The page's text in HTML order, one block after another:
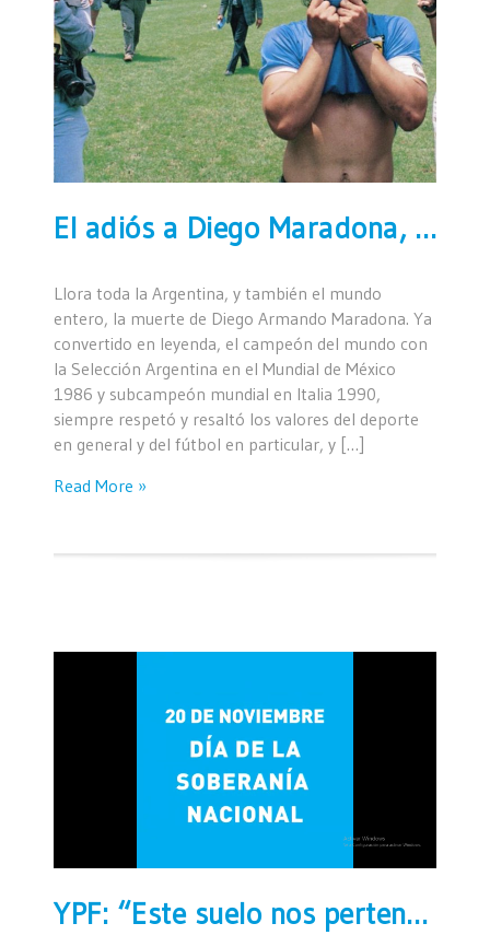
El adiós a Diego Maradona, el héroe del deporte argentino que ya se convirtió en leyenda
Llora toda la Argentina, y también el mundo
entero, la muerte de Diego Armando Maradona. Ya
convertido en leyenda, el campeón del mundo con
la Selección Argentina en el Mundial de México
1986 y subcampeón mundial en Italia 1990,
siempre respetó y resaltó los valores del deporte
en general y del fútbol en particular, y […]
Read More »
YPF: “Este suelo nos pertenece… Acá habitan nuestros sueños”